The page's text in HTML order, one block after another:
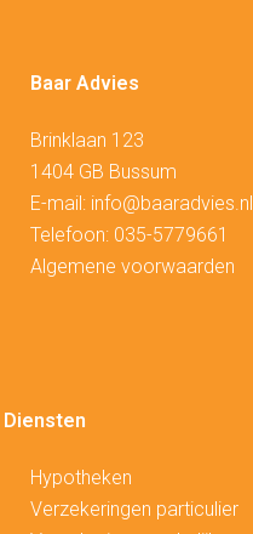
Baar Advies
Brinklaan 123
1404 GB Bussum
E-mail: info@baaradvies.nl
Telefoon: 035-5779661
Algemene voorwaarden
Diensten
Hypotheken
Verzekeringen particulier